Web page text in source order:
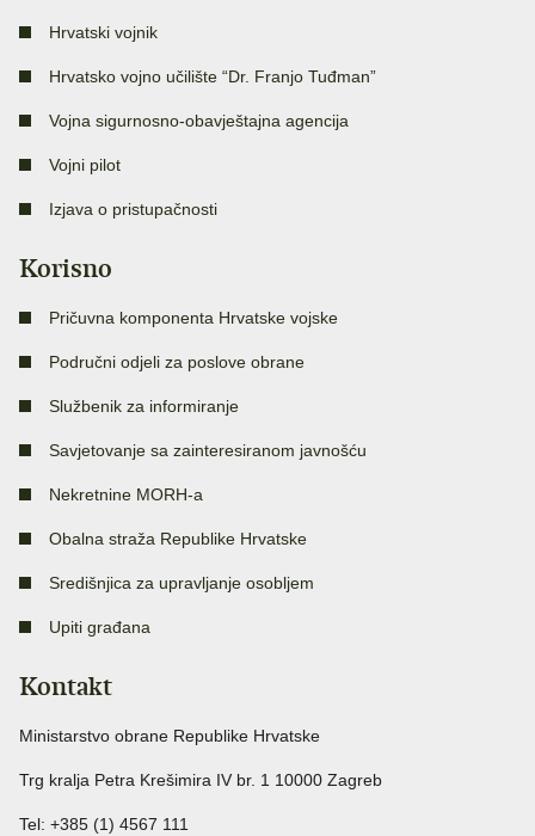
Hrvatski vojnik
Hrvatsko vojno učilište “Dr. Franjo Tuđman”
Vojna sigurnosno-obavještajna agencija
Vojni pilot
Izjava o pristupačnosti
Korisno
Pričuvna komponenta Hrvatske vojske
Područni odjeli za poslove obrane
Službenik za informiranje
Savjetovanje sa zainteresiranom javnošću
Nekretnine MORH-a
Obalna straža Republike Hrvatske
Središnjica za upravljanje osobljem
Upiti građana
Kontakt
Ministarstvo obrane Republike Hrvatske
Trg kralja Petra Krešimira IV br. 1 10000 Zagreb
Tel: +385 (1) 4567 111